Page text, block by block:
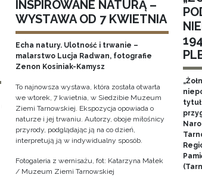
INSPIROWANE NATURĄ –
WYSTAWA OD 7 KWIETNIA
Echa natury. Ulotność i trwanie –
malarstwo Lucja Radwan, fotografie
Zenon Kosiniak-Kamysz
To najnowsza wystawa, która została otwarta
we wtorek, 7 kwietnia, w Siedzibie Muzeum
Ziemi Tarnowskiej. Ekspozycja opowiada o
naturze i jej trwaniu. Autorzy, oboje miłośnicy
przyrody, podglądając ją na co dzień,
interpretują ją w indywidualny sposób.
Fotogaleria z wernisażu, fot: Katarzyna Małek
/ Muzeum Ziemi Tarnowskiej